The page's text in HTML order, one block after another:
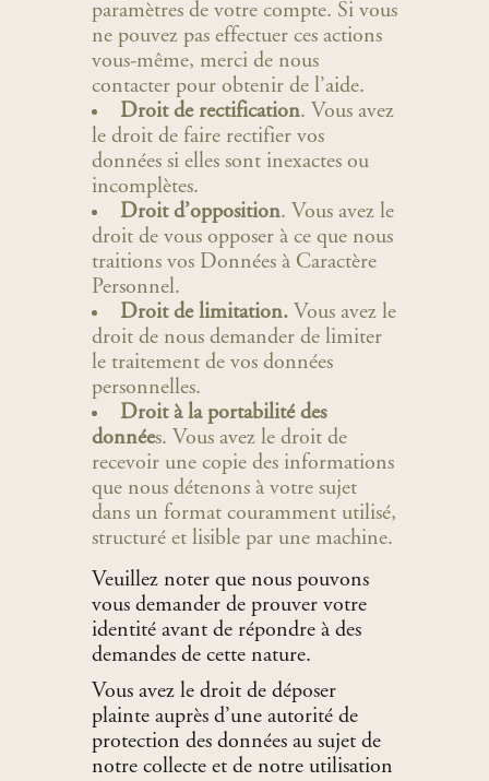
paramètres de votre compte. Si vous
ne pouvez pas effectuer ces actions
vous-même, merci de nous
contacter pour obtenir de l’aide.
Droit de rectification. Vous avez
le droit de faire rectifier vos
données si elles sont inexactes ou
incomplètes.
Droit d’opposition. Vous avez le
droit de vous opposer à ce que nous
traitions vos Données à Caractère
Personnel.
Droit de limitation. Vous avez le
droit de nous demander de limiter
le traitement de vos données
personnelles.
Droit à la portabilité des
données. Vous avez le droit de
recevoir une copie des informations
que nous détenons à votre sujet
dans un format couramment utilisé,
structuré et lisible par une machine.
Veuillez noter que nous pouvons
vous demander de prouver votre
identité avant de répondre à des
demandes de cette nature.
Vous avez le droit de déposer
plainte auprès d’une autorité de
protection des données au sujet de
notre collecte et de notre utilisation